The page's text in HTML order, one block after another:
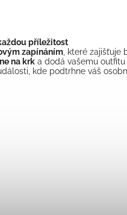
příležitost
zapínáním, které zajišťuje
na krk a dodá vašemu
kde podtrhne váš